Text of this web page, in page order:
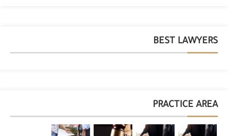
BEST LAWYERS
PRACTICE AREA